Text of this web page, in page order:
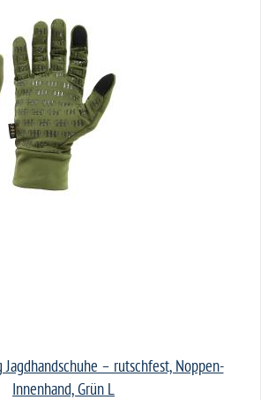
Jagdhandschuhe – rutschfest, Noppen-
Innenhand, Grün L